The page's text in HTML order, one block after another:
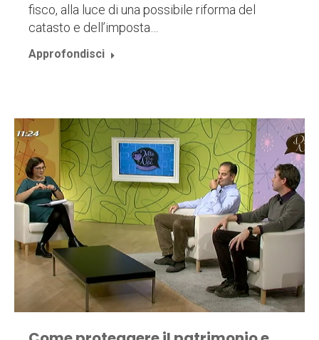
fisco, alla luce di una possibile riforma del
catasto e dell’imposta…
Approfondisci